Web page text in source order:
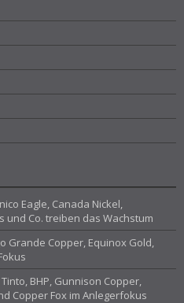
Eagle, Canada Nickel,
und Co. treiben das Wachstum
Grande Copper, Equinox Gold,
BHP, Gunnison Copper,
Copper Fox im Anlegerfokus